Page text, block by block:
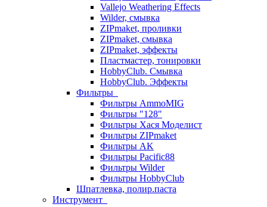
Vallejo Weathering Effects
Wilder, смывка
ZIPmaket, проливки
ZIPmaket, смывка
ZIPmaket, эффекты
Пластмастер, тонировки
HobbyClub. Смывка
HobbyClub. Эффекты
Фильтры
Фильтры AmmoMIG
Фильтры "128"
Фильтры Хася Моделист
Фильтры ZIPmaket
Фильтры AK
Фильтры Pacific88
Фильтры Wilder
Фильтры HobbyClub
Шпатлевка, полир.паста
Инструмент